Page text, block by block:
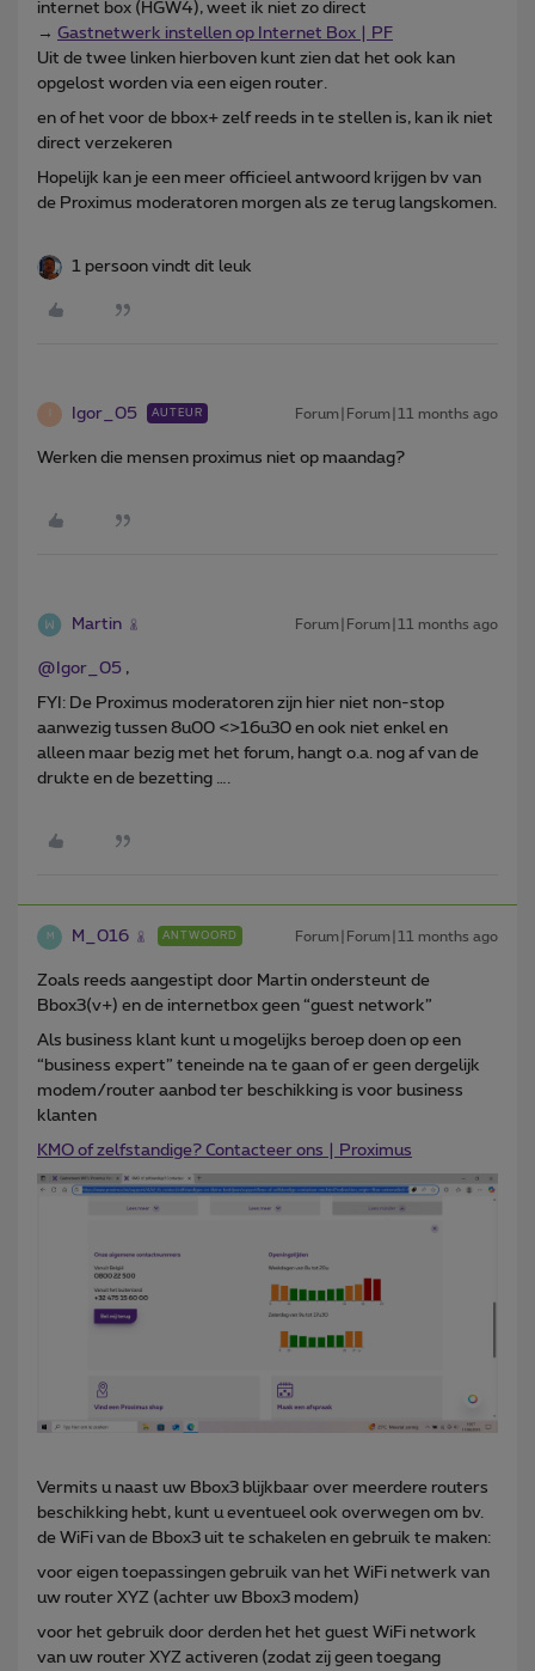
internet box (HGW4), weet ik niet zo direct
→ Gastnetwerk instellen op Internet Box | PF
Uit de twee linken hierboven kunt zien dat het ook kan
opgelost worden via een eigen router.
en of het voor de bbox+ zelf reeds in te stellen is, kan ik niet
direct verzekeren
Hopelijk kan je een meer officieel antwoord krijgen bv van
de Proximus moderatoren morgen als ze terug langskomen.
1 persoon vindt dit leuk
Igor_05 AUTEUR Forum|Forum|11 months ago
Werken die mensen proximus niet op maandag?
Martin Forum|Forum|11 months ago
@Igor_05 ,
FYI: De Proximus moderatoren zijn hier niet non-stop
aanwezig tussen 8u00 <>16u30 en ook niet enkel en
alleen maar bezig met het forum, hangt o.a. nog af van de
drukte en de bezetting ….
M M_016 ANTWOORD Forum|Forum|11 months ago
Zoals reeds aangestipt door Martin ondersteunt de
Bbox3(v+) en de internetbox geen “guest network”
Als business klant kunt u mogelijks beroep doen op een
“business expert” teneinde na te gaan of er geen dergelijk
modem/router aanbod ter beschikking is voor business
klanten
KMO of zelfstandige? Contacteer ons | Proximus
Vermits u naast uw Bbox3 blijkbaar over meerdere routers
beschikking hebt, kunt u eventueel ook overwegen om bv.
de WiFi van de Bbox3 uit te schakelen en gebruik te maken:
voor eigen toepassingen gebruik van het WiFi netwerk van
uw router XYZ (achter uw Bbox3 modem)
voor het gebruik door derden het het guest WiFi network
van uw router XYZ activeren (zodat zij geen toegang